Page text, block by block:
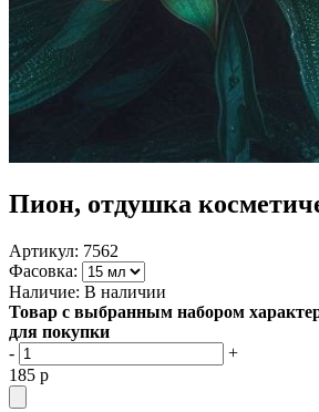
Пион, отдушка
Артикул: 7562
Фасовка:
Наличие: В наличии
Товар с выбранным набором
для покупки
-
+
185 p